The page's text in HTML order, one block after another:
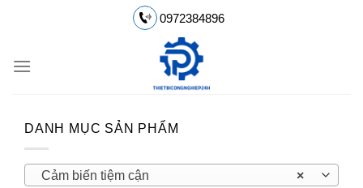
dung
0972384896
DANH MỤC SẢN PHẨM
×
Cảm biến tiệm cận